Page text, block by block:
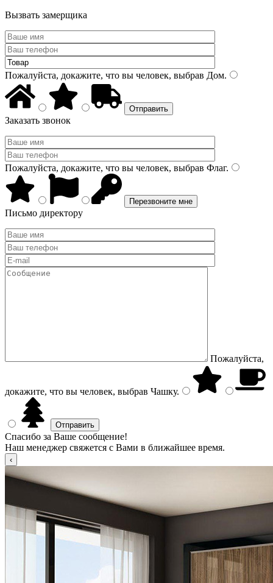
Вызвать замерщика
Пожалуйста, докажите, что вы человек, выбрав Дом.
Заказать звонок
Пожалуйста, докажите, что вы человек, выбрав Флаг.
Письмо директору
Пожалуйста,
докажите, что вы человек, выбрав Чашку.
Спасибо за Ваше сообщение!
Наш менеджер свяжется с Вами в ближайшее время.